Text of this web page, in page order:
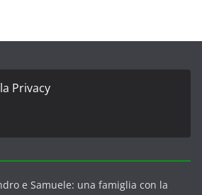
Privacy
e Samuele: una famiglia con la